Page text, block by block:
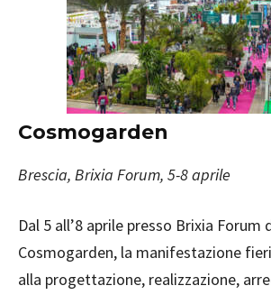
Cosmogarden
Brescia, Brixia Forum, 5-8 aprile
Dal 5 all’8 aprile presso Brixia Forum
Cosmogarden, la manifestazione
alla progettazione, realizzazione,